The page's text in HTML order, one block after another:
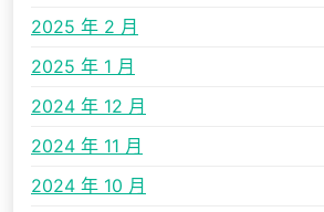
2025 年 2 月
2025 年 1 月
2024 年 12 月
2024 年 11 月
2024 年 10 月